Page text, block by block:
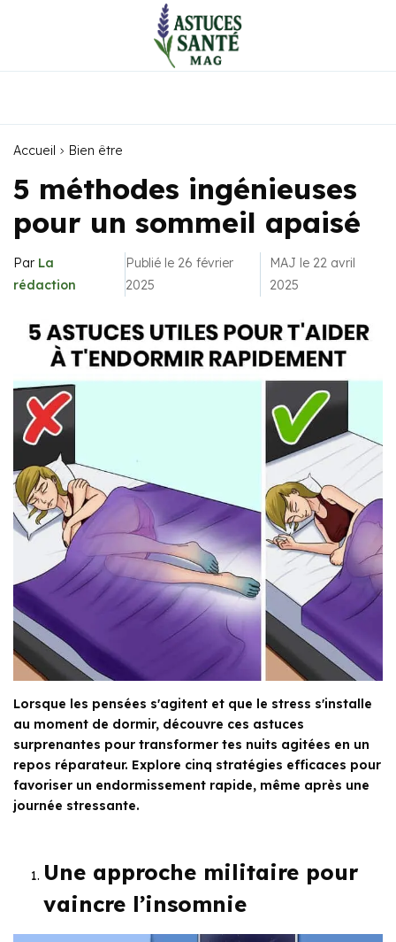
Accueil Bien être
5 méthodes ingénieuses
pour un sommeil apaisé
Par La
rédaction
Publié le 26 février
2025
MAJ le 22 avril
2025
Lorsque les pensées s'agitent et que le stress s'installe
au moment de dormir, découvre ces astuces
surprenantes pour transformer tes nuits agitées en un
repos réparateur. Explore cinq stratégies efficaces pour
favoriser un endormissement rapide, même après une
journée stressante.
Une approche militaire pour
vaincre l’insomnie